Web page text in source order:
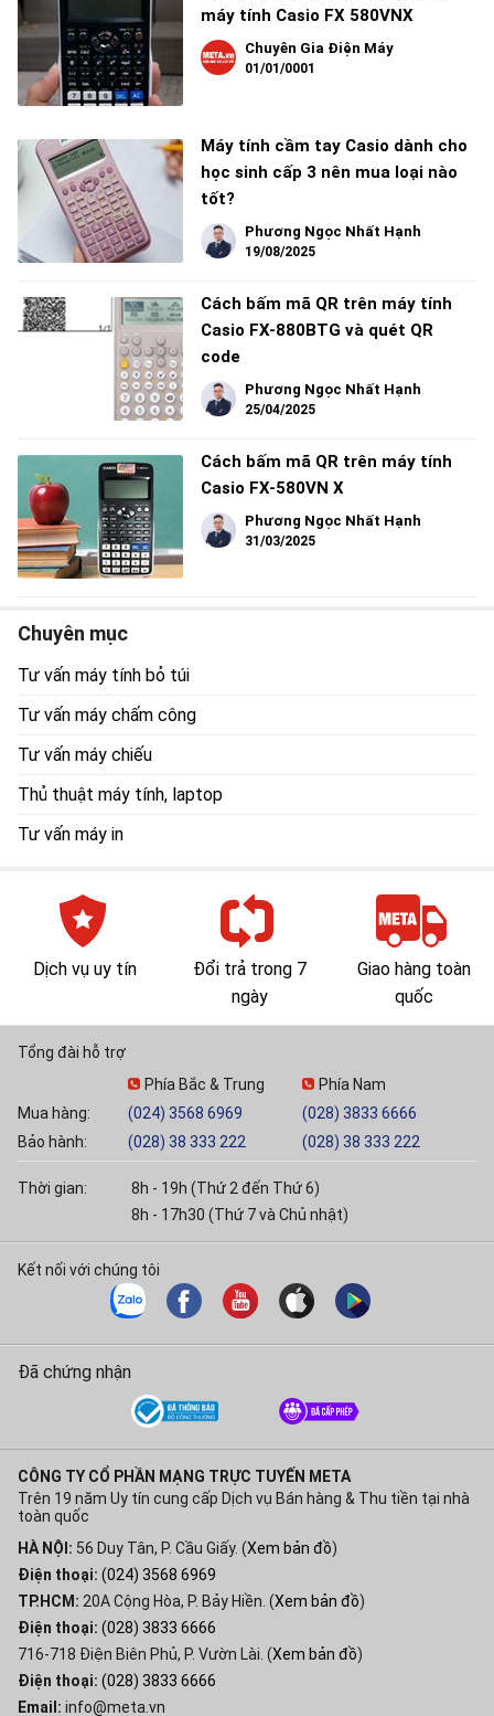
máy tính Casio FX 580VNX
Chuyên Gia Điện Máy
01/01/0001
Máy tính cầm tay Casio dành cho
học sinh cấp 3 nên mua loại nào
tốt?
Phương Ngọc Nhất Hạnh
19/08/2025
Cách bấm mã QR trên máy tính
Casio FX-880BTG và quét QR
code
Phương Ngọc Nhất Hạnh
25/04/2025
Cách bấm mã QR trên máy tính
Casio FX-580VN X
Phương Ngọc Nhất Hạnh
31/03/2025
Chuyên mục
Tư vấn máy tính bỏ túi
Tư vấn máy chấm công
Tư vấn máy chiếu
Thủ thuật máy tính, laptop
Tư vấn máy in
Dịch vụ uy tín
Đổi trả trong 7
ngày
Giao hàng toàn
quốc
Tổng đài hỗ trợ
Mua hàng:
Bảo hành:
Phía Bắc & Trung
(024) 3568 6969
(028) 38 333 222
Phía Nam
(028) 3833 6666
(028) 38 333 222
Thời gian:
8h - 19h (Thứ 2 đến Thứ 6)
8h - 17h30 (Thứ 7 và Chủ nhật)
Kết nối với chúng tôi
Đã chứng nhận
CÔNG TY CỔ PHẦN MẠNG TRỰC TUYẾN META
Trên 19 năm Uy tín cung cấp Dịch vụ Bán hàng & Thu tiền tại nhà
toàn quốc
HÀ NỘI: 56 Duy Tân, P. Cầu Giấy. (Xem bản đồ)
Điện thoại: (024) 3568 6969
TP.HCM: 20A Cộng Hòa, P. Bảy Hiền. (Xem bản đồ)
Điện thoại: (028) 3833 6666
716-718 Điện Biên Phủ, P. Vườn Lài. (Xem bản đồ)
Điện thoại: (028) 3833 6666
Email: info@meta.vn